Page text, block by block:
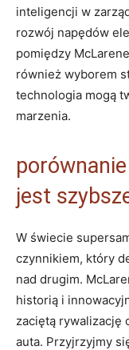
inteligencji w
rozwój napędów
pomiędzy
również wyborem
technologia mogą
marzenia.
jest
W świecie
czynnikiem, który
nad drugim.
historią i
zaciętą rywalizację
auta. Przyjrzyjmy